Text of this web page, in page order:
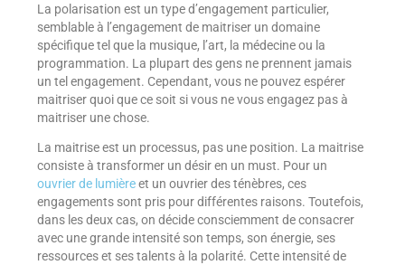
La polarisation est un type d’engagement particulier,
semblable à l’engagement de maitriser un domaine
spécifique tel que la musique, l’art, la médecine ou la
programmation. La plupart des gens ne prennent jamais
un tel engagement. Cependant, vous ne pouvez espérer
maitriser quoi que ce soit si vous ne vous engagez pas à
maitriser une chose.
La maitrise est un processus, pas une position. La maitrise
consiste à transformer un désir en un must. Pour un
ouvrier de lumièreet un ouvrier des ténèbres, ces
engagements sont pris pour différentes raisons. Toutefois,
dans les deux cas, on décide consciemment de consacrer
avec une grande intensité son temps, son énergie, ses
ressources et ses talents à la polarité. Cette intensité de